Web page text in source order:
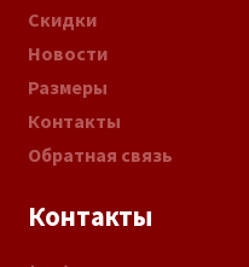
Скидки
Новости
Размеры
Контакты
Обратная связь
Контакты